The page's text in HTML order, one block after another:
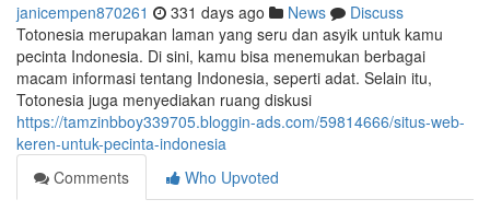
janicempen870261 331 days ago News
Discuss
Totonesia merupakan laman yang seru dan asyik untuk kamu
pecinta Indonesia. Di sini, kamu bisa menemukan berbagai
macam informasi tentang Indonesia, seperti adat. Selain itu,
Totonesia juga menyediakan ruang diskusi
https://tamzinbboy339705.bloggin-ads.com/59814666/situs-web-
keren-untuk-pecinta-indonesia
Comments
Who Upvoted